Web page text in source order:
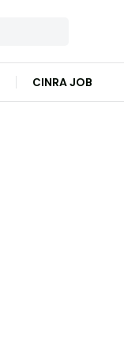
CINRA JOB